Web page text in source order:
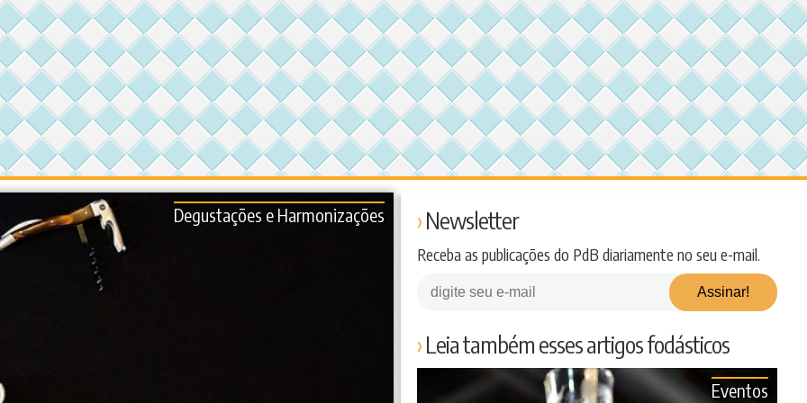
Degustações e Harmonizações Newsletter
Receba as publicações do PdB diariamente no seu e-mail.
Leia também esses artigos fodásticos
Eventos